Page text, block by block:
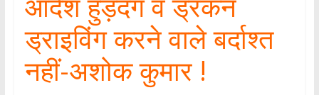
ड्राइविंग करने वाले बर्दाश्त
नहीं-अशोक कुमार !